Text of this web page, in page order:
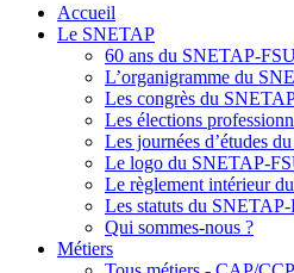
Accueil
Le SNETAP
60 ans du SNETAP-
L’organigramme du
Les congrès du
Les élections
Les journées d’études
Le logo du SNETAP-
Le règlement intérieur
Les statuts du
Qui sommes-nous ?
Métiers